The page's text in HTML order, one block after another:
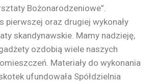
Bożonarodzeniowe”.
pierwszej oraz drugiej wykonały
skandynawskie. Mamy nadzieję,
ozdobią wiele naszych
Materiały do wykonania
ufundowała Spółdzielnia